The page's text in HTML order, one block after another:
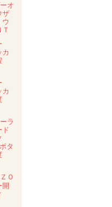
オ
ザ
ラ
タ
Ｏ
開